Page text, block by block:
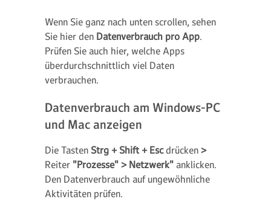
Wenn Sie ganz nach unten scrollen, sehen
Sie hier den Datenverbrauch pro App.
Prüfen Sie auch hier, welche Apps
überdurchschnittlich viel Daten
verbrauchen.
Datenverbrauch am Windows-PC
und Mac anzeigen
Die Tasten Strg + Shift + Escdrücken >
Reiter "Prozesse" > Netzwerk" anklicken.
Den Datenverbrauch auf ungewöhnliche
Aktivitäten prüfen.